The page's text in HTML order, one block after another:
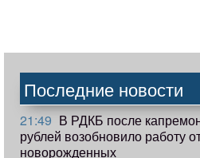
Последние новости
21:49 В РДКБ после
рублей возобновило работу
новорожденных